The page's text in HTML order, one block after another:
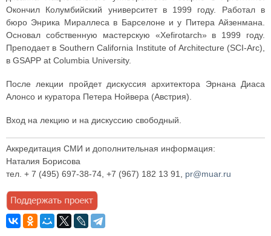
Окончил Колумбийский университет в 1999 году. Работал в
бюро Энрика Мираллеса в Барселоне и у Питера Айзенмана.
Основал собственную мастерскую «Xefirotarch» в 1999 году.
Преподает в Southern California Institute of Architecture (SCI-Arc),
в GSAPP at Columbia University.
После лекции пройдет дискуссия архитектора Эрнана Диаса
Алонсо и куратора Петера Нойвера (Австрия).
Вход на лекцию и на дискуссию свободный.
Аккредитация СМИ и дополнительная информация:
Наталия Борисова
тел. + 7 (495) 697-38-74, +7 (967) 182 13 91, pr@muar.ru